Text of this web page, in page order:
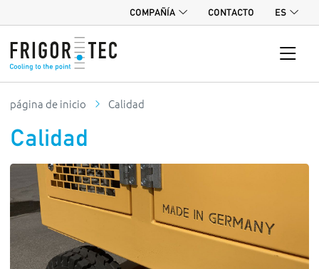
COMPAÑÍA CONTACTO ES
página de inicio Calidad
Calidad